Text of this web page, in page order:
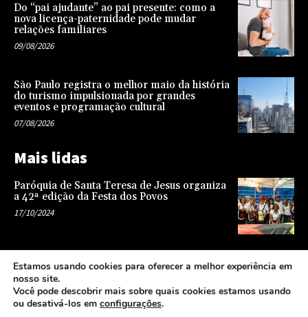
Do “pai ajudante” ao pai presente: como a
nova licença-paternidade pode mudar
relações familiares
09/08/2026
São Paulo registra o melhor maio da história
do turismo impulsionada por grandes
eventos e programação cultural
07/08/2026
Mais lidas
Paróquia de Santa Teresa de Jesus organiza
a 42ª edição da Festa dos Povos
17/10/2024
Representatividade na infância: o papel da
escola na formação de uma sociedade mais
justa e equitativa
26/04/2024
Estamos usando cookies para oferecer a melhor experiência em
nosso site.
Você pode descobrir mais sobre quais cookies estamos usando
ou desativá-los em configurações.